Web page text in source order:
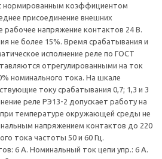
нормированным коэффициентом
присоединение внешних
напряжение контактов 24 В.
не более 15%. Время срабатывания и
исполнение реле по ГОСТ
отрегулированными на ток
номинального тока. На шкале
току срабатывания 0,7; 1,3 и 3
реле РЭ13-2 допускает работу на
температуре окружающей среды не
напряжением контактов до 220
тока частоты 50 и 60 Гц.
6 А. Номинальный ток цепи упр.: 6 А.